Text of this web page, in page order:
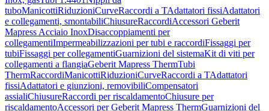
tuboManicottiRiduzioniCurveRaccordi a TAdattatori fissiAdattatori
e collegamenti, smontabiliChiusureRaccordiAccessori Geberit
Mapress Acciaio InoxDisaccoppiamenti per
collegamentiImpermeabilizzazioni per tubi e raccordiFissaggi per
tubiFissaggi per collegamentiGuarnizioni del sistemaKit di viti per
collegamenti a flangiaGeberit Mapress ThermTubi
ThermRaccordiManicottiRiduzioniCurveRaccordi a TAdattatori
fissiAdattatori e giunzioni, removibiliCompensatori
assialiChiusureRaccordi per riscaldamentoChiusure per
riscaldamentoAccessori per Geberit Mapress ThermGuarnizioni del